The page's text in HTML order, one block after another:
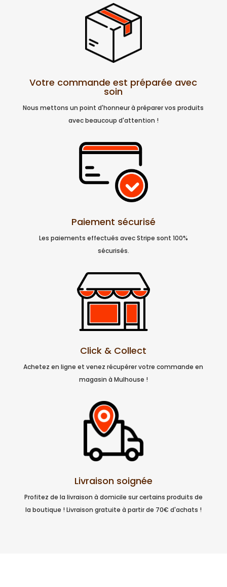
Votre commande est préparée avec
soin
Nous mettons un point d'honneur à préparer vos produits
avec beaucoup d'attention !
Paiement sécurisé
Les paiements effectués avec Stripe sont 100%
sécurisés.
Click & Collect
Achetez en ligne et venez récupérer votre commande en
magasin à Mulhouse !
Livraison soignée
Profitez de la livraison à domicile sur certains produits de
la boutique ! Livraison gratuite à partir de 70€ d'achats !